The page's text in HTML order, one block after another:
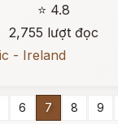
⭐ 4.8
2,755 lượt đọc
- Ireland
6 7 8 9